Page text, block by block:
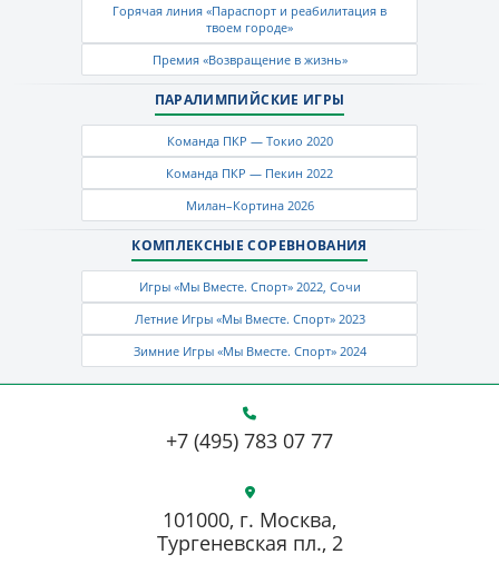
Горячая линия «Параспорт и реабилитация в
твоем городе»
Премия «Возвращение в жизнь»
ПАРАЛИМПИЙСКИЕ ИГРЫ
Команда ПКР — Токио 2020
Команда ПКР — Пекин 2022
Милан–Кортина 2026
КОМПЛЕКСНЫЕ СОРЕВНОВАНИЯ
Игры «Мы Вместе. Спорт» 2022, Сочи
Летние Игры «Мы Вместе. Спорт» 2023
Зимние Игры «Мы Вместе. Спорт» 2024
+7 (495) 783 07 77
101000, г. Москва,
Тургеневская пл., 2